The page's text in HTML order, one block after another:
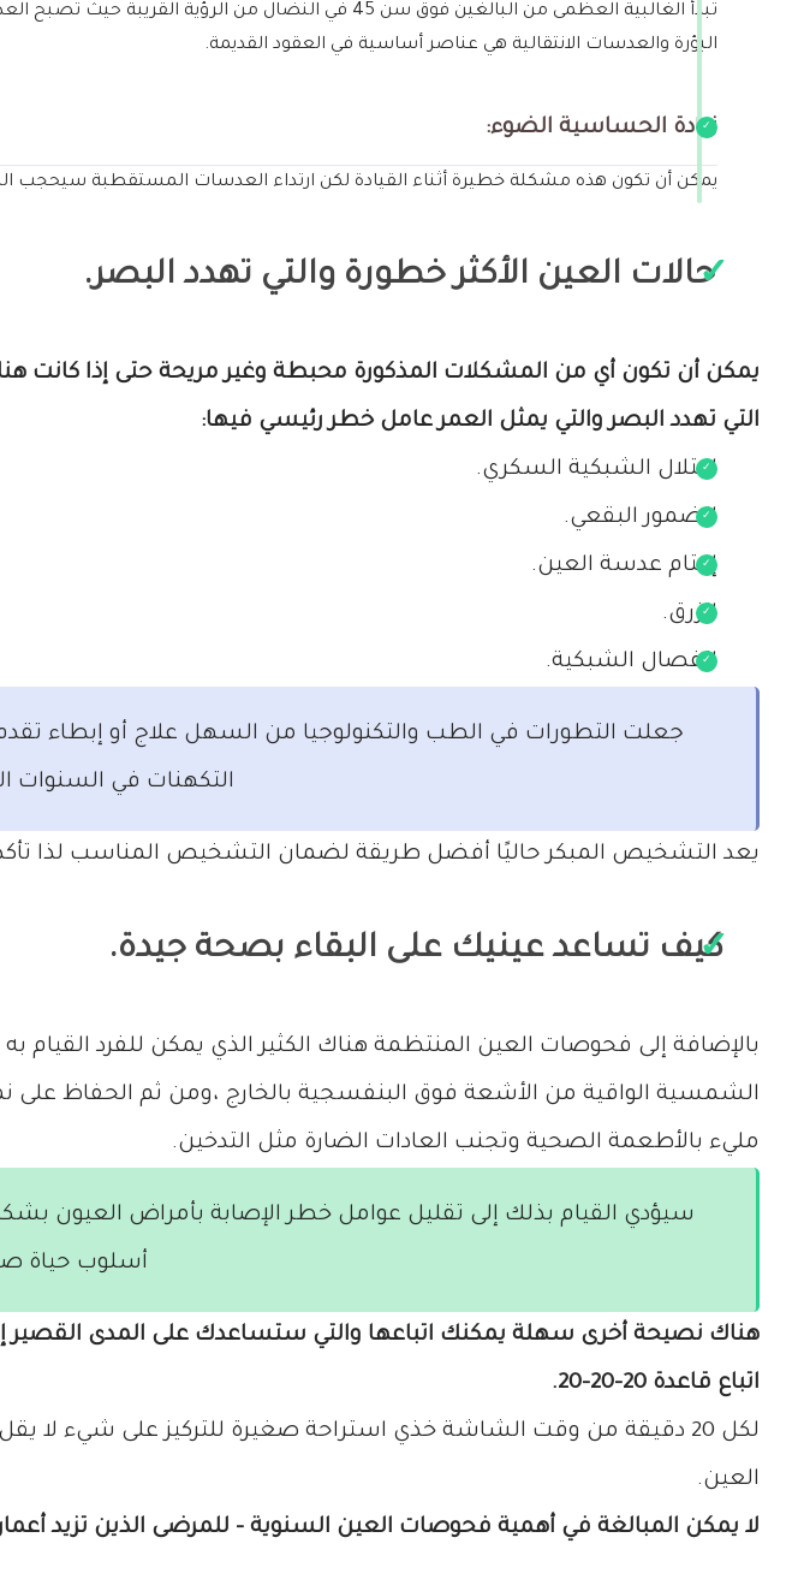
تبدأ الغالبية العظمى من البالغين فوق سن 45 في النضال
البؤرة والعدسات الانتقالية هي عناصر أساسية في العقود القديمة.
زيادة الحساسية الضوء:
يمكن أن تكون هذه مشكلة خطيرة أثناء القيادة لكن ارتداء العدسات المستقطبة سيحجب
حالات العين الأكثر خطورة والتي تهدد البصر.
يمكن أن تكون أي من المشكلات المذكورة محبطة وغير مريحة حتى إذا
التي تهدد البصر والتي يمثل العمر عامل خطر رئيسي فيها:
اعتلال الشبكية السكري.
الضمور البقعي.
إعتام عدسة العين.
الزرق.
انفصال الشبكية.
جعلت التطورات في الطب والتكنولوجيا من السهل علاج أو إبطاء
التكهنات في السنوات
يعد التشخيص المبكر حاليًا أفضل طريقة لضمان التشخيص المناسب لذا
كيف تساعد عينيك على البقاء بصحة جيدة.
بالإضافة إلى فحوصات العين المنتظمة هناك الكثير الذي يمكن للفرد
الشمسية الواقية من الأشعة فوق البنفسجية بالخارج ،ومن ثم الحفاظ على
مليء بالأطعمة الصحية وتجنب العادات الضارة مثل التدخين.
سيؤدي القيام بذلك إلى تقليل عوامل خطر الإصابة بأمراض العيون
أسلوب حياة
هناك نصيحة أخرى سهلة يمكنك اتباعها والتي ستساعدك على المدى القصير
اتباع قاعدة 20-20-20.
العين.
لا يمكن المبالغة في أهمية فحوصات العين السنوية - للمرضى الذين تزيد أعمارهم عن 40 عامًا على